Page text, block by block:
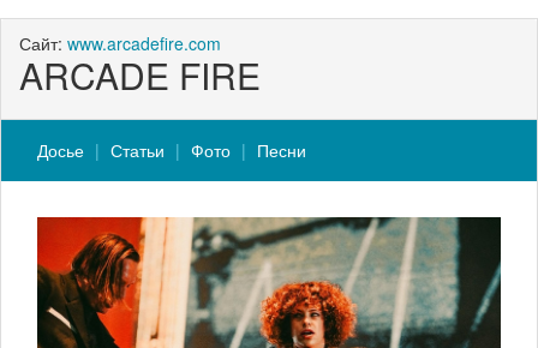
Сайт: www.arcadefire.com
ARCADE FIRE
Досье Статьи Фото Песни